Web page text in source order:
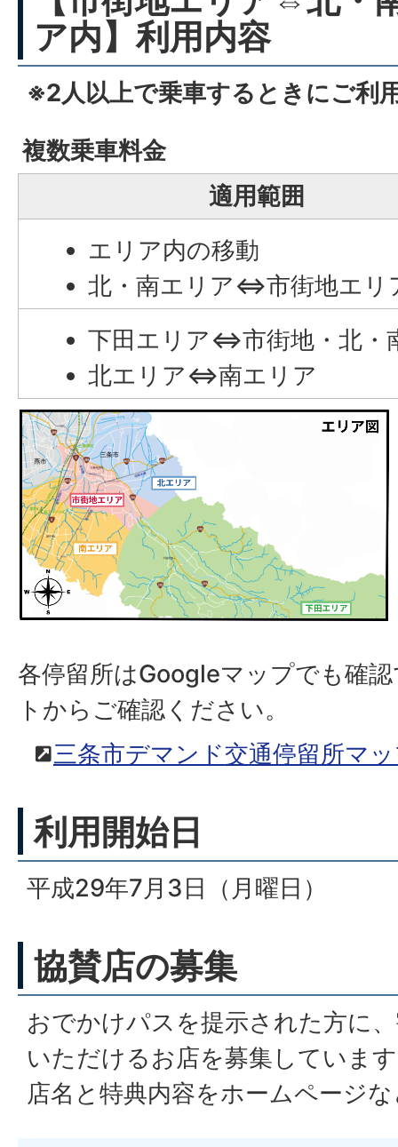
ア内】利用内容
※2人以上で乗車するときにご利
複数乗車料金
適用範囲
エリア内の移動
北・南エリア⇔市街地エリ
下田エリア⇔市街地・北・
北エリア⇔南エリア
各停留所はGoogleマップでも確
トからご確認ください。
三条市デマンド交通停留所マ
利用開始日
平成29年7月3日（月曜日）
協賛店の募集
おでかけパスを提示された方に
いただけるお店を募集していま
店名と特典内容をホームページ